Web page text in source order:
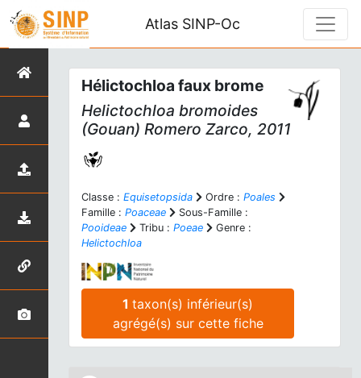
Atlas SINP-Oc
Hélictochloa faux brome
Helictochloa bromoides
(Gouan) Romero Zarco, 2011
Classe : Equisetopsida Ordre : Poales
Famille : Poaceae
Sous-Famille :
Pooideae
Tribu : Poeae
Genre :
Helictochloa
1taxon(s) inférieur(s)
agrégé(s) sur cette fiche